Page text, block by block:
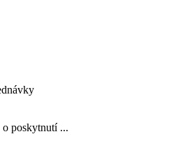
poskytnutí ...